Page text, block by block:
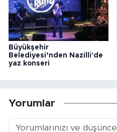
Büyükşehir
Belediyesi’nden Nazilli'de
yaz konseri
Yorumlar